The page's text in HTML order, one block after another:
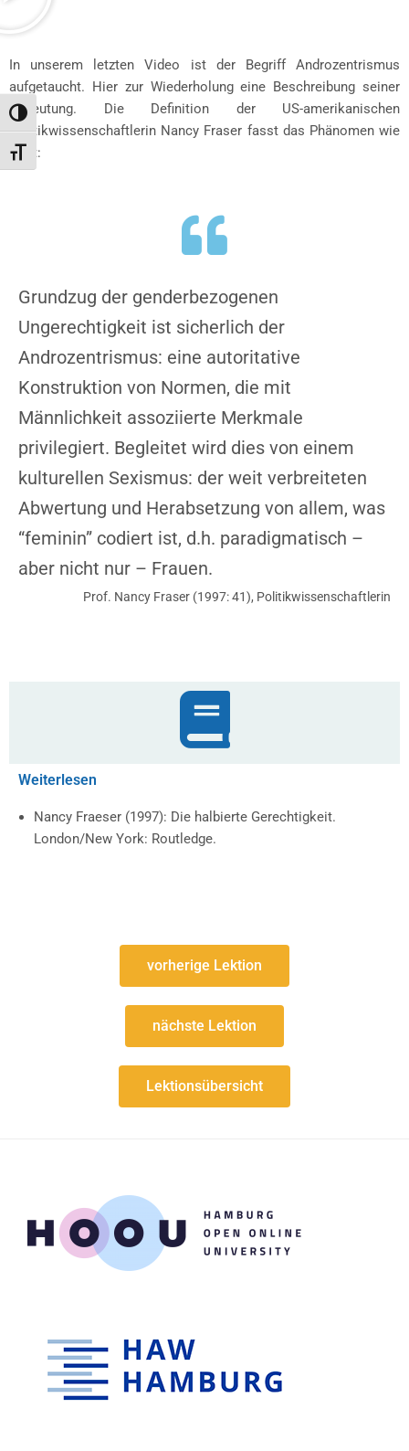
Toggle High Contrast
Toggle Font size
In unserem letzten Video ist der Begriff Androzentrismus
aufgetaucht. Hier zur Wiederholung eine Beschreibung seiner
Bedeutung. Die Definition der US-amerikanischen
Politikwissenschaftlerin Nancy Fraser fasst das Phänomen wie
folgt:
Grundzug der genderbezogenen
Ungerechtigkeit ist sicherlich der
Androzentrismus: eine autoritative
Konstruktion von Normen, die mit
Männlichkeit assoziierte Merkmale
privilegiert. Begleitet wird dies von einem
kulturellen Sexismus: der weit verbreiteten
Abwertung und Herabsetzung von allem, was
“feminin” codiert ist, d.h. paradigmatisch –
aber nicht nur – Frauen.​
Prof. Nancy Fraser (1997: 41), Politikwissenschaftlerin
Weiterlesen
Nancy Fraeser (1997): Die halbierte Gerechtigkeit.
London/New York: Routledge.
vorherige Lektion
nächste Lektion
Lektionsübersicht